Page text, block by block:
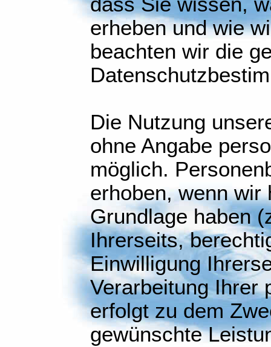
erheben und wie
beachten wir die
Die Nutzung
ohne Angabe
möglich.
erhoben, wenn wir
Grundlage haben
Ihrerseits,
Einwilligung
Verarbeitung Ihrer
erfolgt zu dem
gewünschte